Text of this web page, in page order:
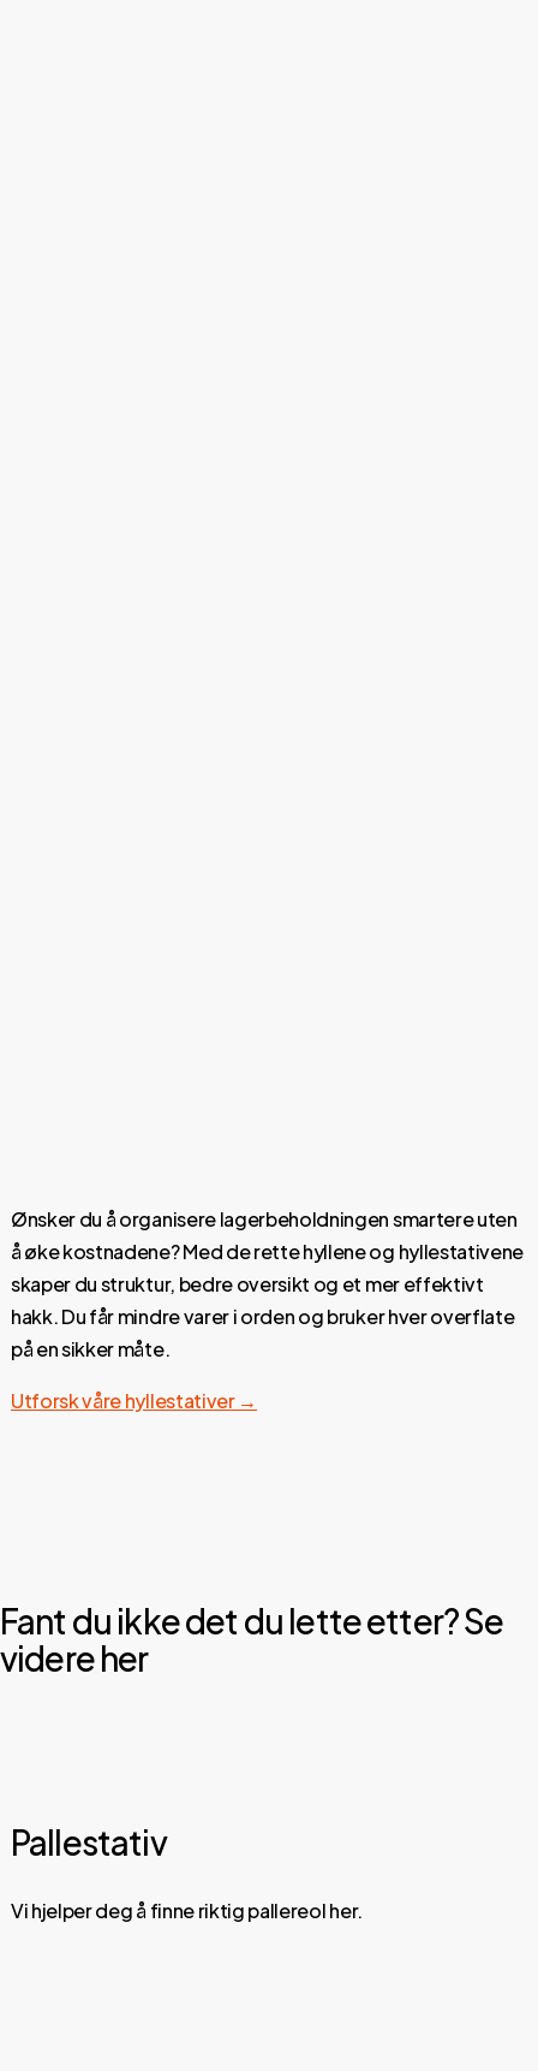
Ønsker du å organisere lagerbeholdningen smartere uten
å øke kostnadene? Med de rette hyllene og hyllestativene
skaper du struktur, bedre oversikt og et mer effektivt
hakk. Du får mindre varer i orden og bruker hver overflate
på en sikker måte.
Utforsk våre hyllestativer →
Fant du ikke det du lette etter? Se
videre her
Pallestativ
Vi hjelper deg å finne riktig pallereol her.